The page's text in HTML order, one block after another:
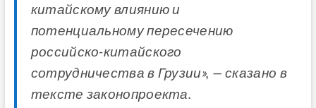
китайскому влиянию и
потенциальному пересечению
российско-китайского
сотрудничества в Грузии», — сказано в
тексте законопроекта.